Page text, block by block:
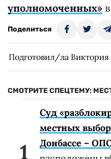
уполномоченных»
Поделиться
Подготовил/ла
СМОТРИТЕ СПЕЦТЕМУ:
Суд
местных
Донбассе –